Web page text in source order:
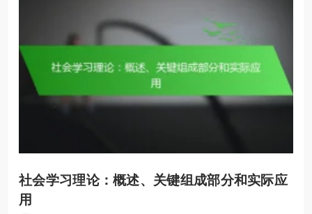
社会学习理论：概述、关键组成部分和实际应
用